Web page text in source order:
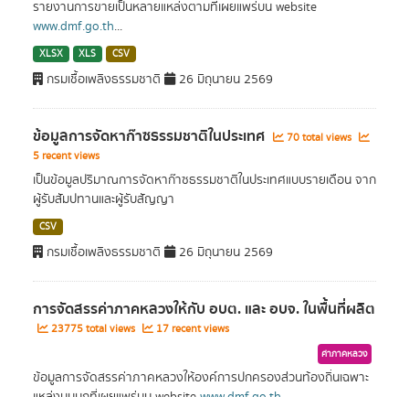
รายงานการขายเป็นหลายแหล่งตามที่เผยแพร่บน website
www.dmf.go.th...
XLSX XLS CSV
กรมเชื้อเพลิงธรรมชาติ 26 มิถุนายน 2569
ข้อมูลการจัดหาก๊าซธรรมชาติในประเทศ
70 total views
5 recent views
เป็นข้อมูลปริมาณการจัดหาก๊าซธรรมชาติในประเทศแบบรายเดือน จาก
ผู้รับสัมปทานและผู้รับสัญญา
CSV
กรมเชื้อเพลิงธรรมชาติ 26 มิถุนายน 2569
การจัดสรรค่าภาคหลวงให้กับ อบต. และ อบจ. ในพื้นที่ผลิต
23775 total views 17 recent views
ค่าภาคหลวง
ข้อมูลการจัดสรรค่าภาคหลวงให้องค์การปกครองส่วนท้องถิ่นเฉพาะ